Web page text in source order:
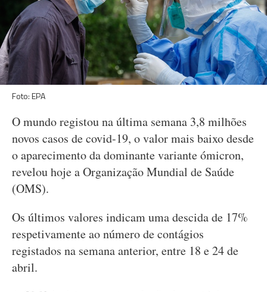
Foto: EPA
O mundo registou na última semana 3,8 milhões
novos casos de covid-19, o valor mais baixo desde
o aparecimento da dominante variante ómicron,
revelou hoje a Organização Mundial de Saúde
(OMS).
Os últimos valores indicam uma descida de 17%
respetivamente ao número de contágios
registados na semana anterior, entre 18 e 24 de
abril.